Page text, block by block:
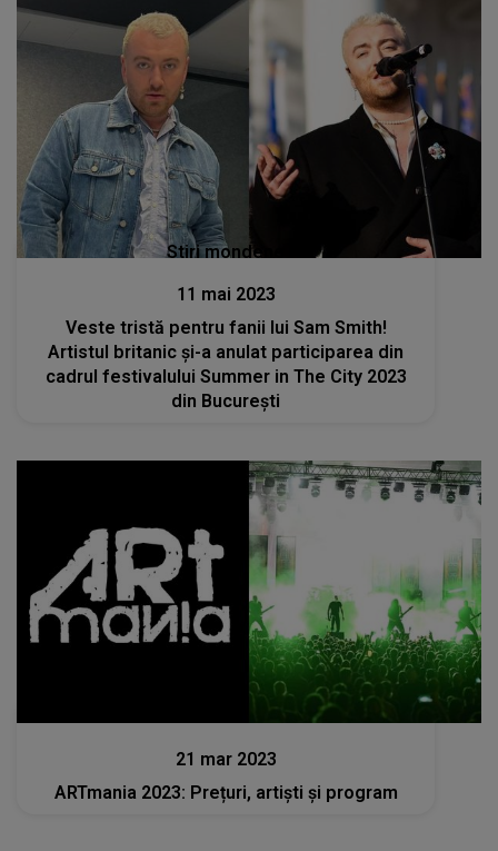
Stiri mondene
11 mai 2023
Veste tristă pentru fanii lui Sam Smith!
Artistul britanic și-a anulat participarea din
cadrul festivalului Summer in The City 2023
din București
21 mar 2023
ARTmania 2023: Prețuri, artiști și program